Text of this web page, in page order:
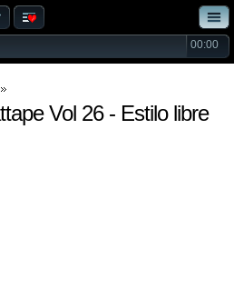
00:00
Vol 26 - Estilo libre